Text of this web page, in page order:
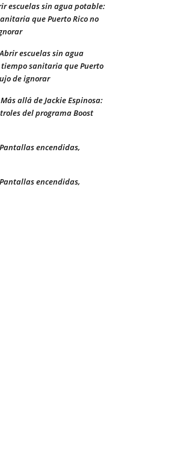
escuelas sin agua potable:
que Puerto Rico no
Abrir escuelas sin agua
sanitaria que Puerto
de ignorar
Más allá de Jackie Espinosa:
del programa Boost
Pantallas encendidas,
Pantallas encendidas,